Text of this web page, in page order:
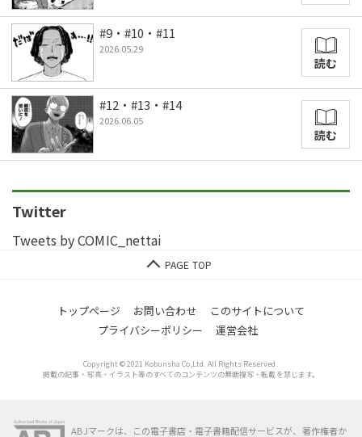
#9・#10・#11
2026.05.29
読む
#12・#13・#14
2026.06.05
読む
Twitter
Tweets by COMIC_nettai
ABJマークは、この電子書店・電子書籍配信サービスが、著作権者か
トップページ お問い合わせ
このサイトについて
プライバシーポリシー
運営会社
Copyright © 2021 Kobunsha Co,Ltd. All Rights Reserved.
掲載の記事・写真・イラスト等のすべてのコンテンツの無断複写・転載を禁じます。